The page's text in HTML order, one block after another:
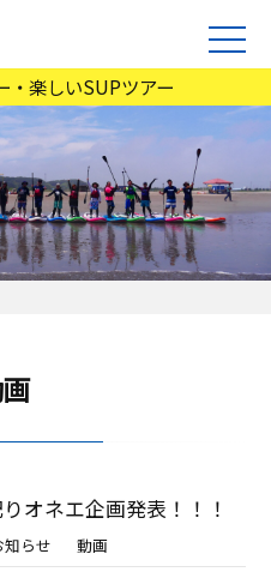
・楽しいSUPツアー
オネエ企画発表！！！
知らせ 動画